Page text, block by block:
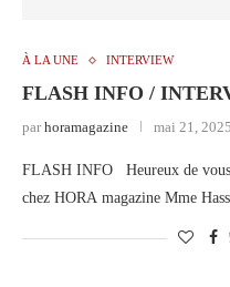
À LA UNE INTERVIEW
FLASH INFO /
parhoramagazine mai 21, 2025
FLASH INFO Heureux de
chez HORA magazine Mme